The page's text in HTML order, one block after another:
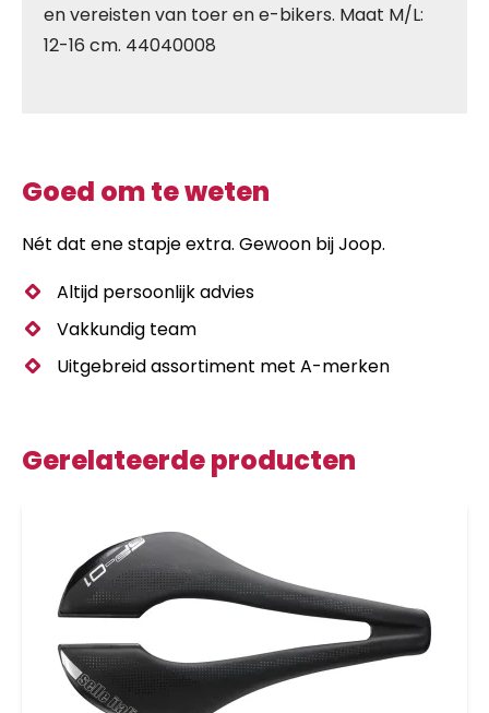
en vereisten van toer en e-bikers. Maat M/L:
12-16 cm. 44040008
Goed om te weten
Nét dat ene stapje extra. Gewoon bij Joop.
Altijd persoonlijk advies
Vakkundig team
Uitgebreid assortiment met A-merken
Gerelateerde producten